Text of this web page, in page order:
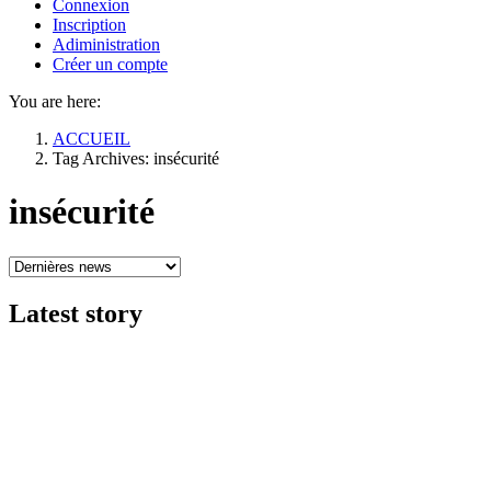
Connexion
Inscription
Adiministration
Créer un compte
You are here:
ACCUEIL
Tag Archives: insécurité
insécurité
Latest story